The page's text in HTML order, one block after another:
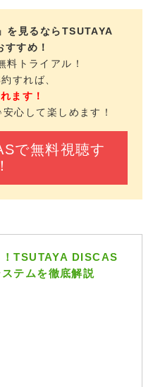
を見るならTSUTAYA
すめ！
料トライアル！
すれば、
ます！
心して楽しめます！
で無料視聴す
！TSUTAYA DISCAS
テムを徹底解説